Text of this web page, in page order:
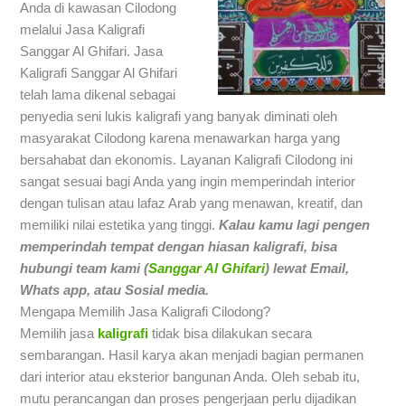
Anda di kawasan Cilodong
melalui Jasa Kaligrafi
Sanggar Al Ghifari. Jasa
Kaligrafi Sanggar Al Ghifari
telah lama dikenal sebagai
penyedia seni lukis kaligrafi yang banyak diminati oleh
masyarakat Cilodong karena menawarkan harga yang
bersahabat dan ekonomis. Layanan Kaligrafi Cilodong ini
sangat sesuai bagi Anda yang ingin memperindah interior
dengan tulisan atau lafaz Arab yang menawan, kreatif, dan
memiliki nilai estetika yang tinggi.Kalau kamu lagi pengen
memperindah tempat dengan hiasan kaligrafi,bisa
hubungi team kami (Sanggar Al Ghifari) lewat Email,
Whats app, atau Sosial media.
Mengapa Memilih Jasa Kaligrafi Cilodong?
Memilih jasa kaligrafi tidak bisa dilakukan secara
sembarangan. Hasil karya akan menjadi bagian permanen
dari interior atau eksterior bangunan Anda. Oleh sebab itu,
mutu perancangan dan proses pengerjaan perlu dijadikan